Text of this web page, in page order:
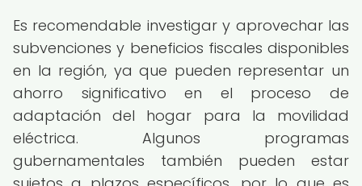
Es recomendable investigar y aprovechar las
subvenciones y beneficios fiscales disponibles
en la región, ya que pueden representar un
ahorro significativo en el proceso de
adaptación del hogar para la movilidad
eléctrica. Algunos programas
gubernamentales también pueden estar